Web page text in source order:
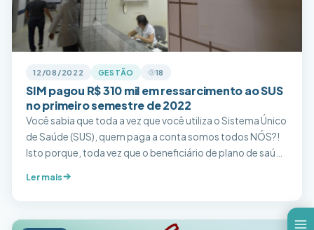
12/08/2022 GESTÃO 18
SIM pagou R$ 310 mil em ressarcimento ao SUS
no primeiro semestre de 2022
Você sabia que toda a vez que você utiliza o Sistema Único
de Saúde (SUS), quem paga a conta somos todos NÓS?!
Isto porque, toda vez que o beneficiário de plano de saúde
Ler mais